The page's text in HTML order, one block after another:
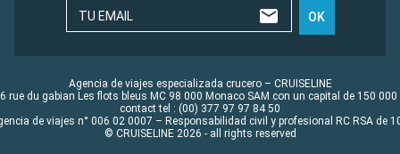
TU EMAIL OK
Agencia de viajes especializada crucero – CRUISELINE
rue du gabian Les flots bleus MC 98 000 Monaco SAM con un capital de 150 000
contact tel : (00) 377 97 97 84 50
de viajes n° 006 02 0007 – Responsabilidad civil y profesional RC RSA de
© CRUISELINE 2026 - all rights reserved